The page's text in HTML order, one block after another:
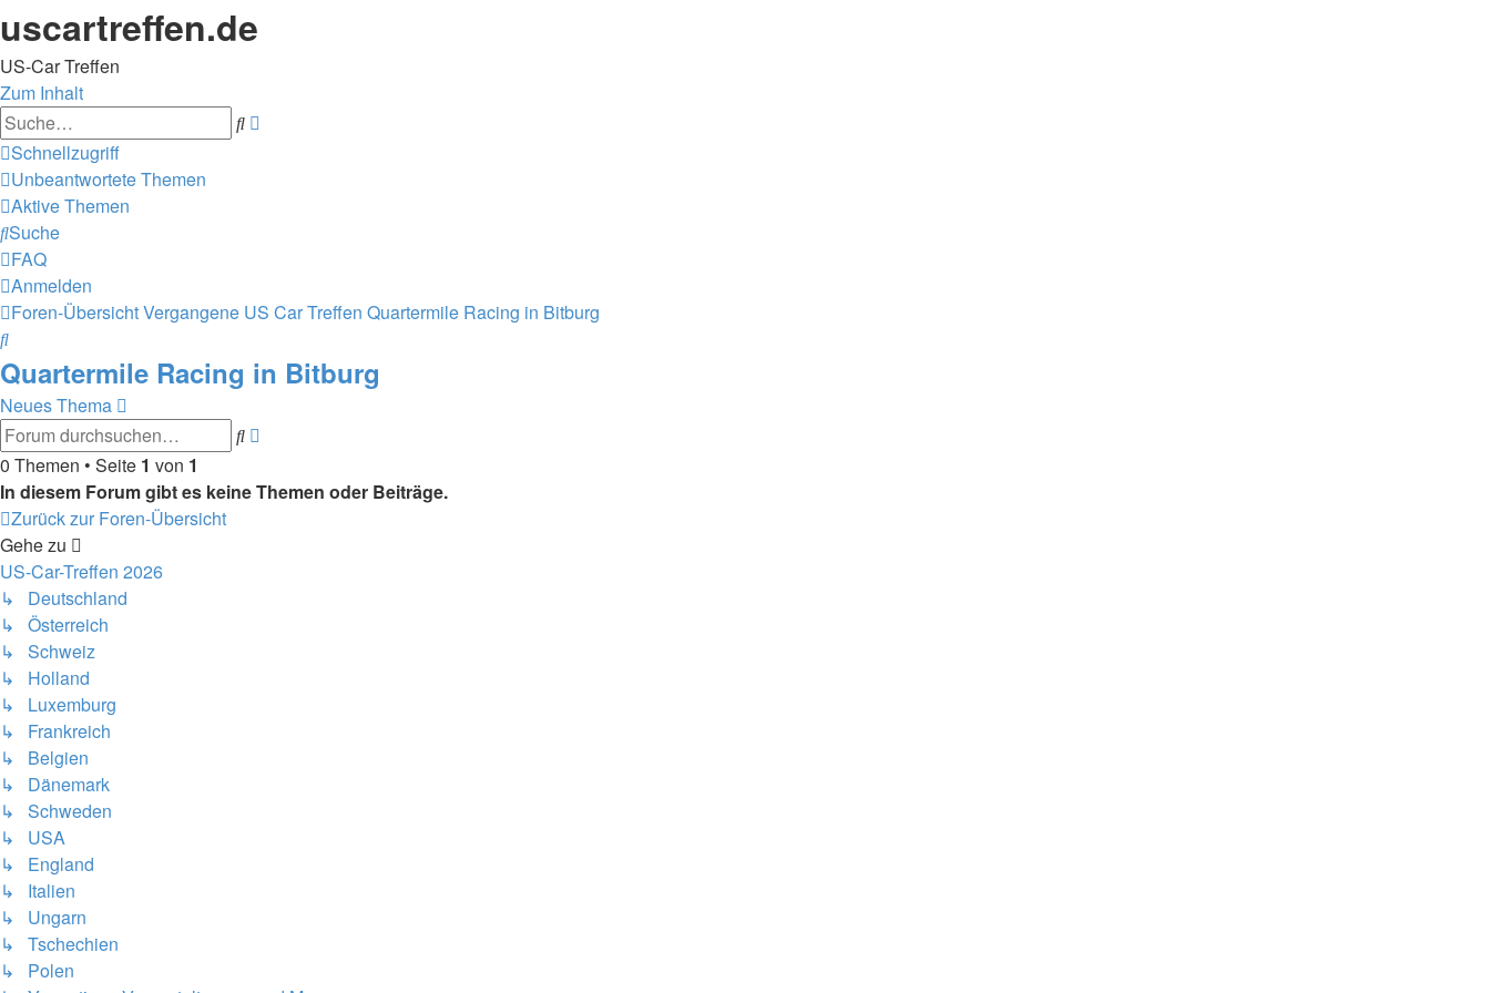
uscartreffen.de
US-Car Treffen
Zum Inhalt
Suche
Schnellzugriff
Unbeantwortete Themen
Aktive Themen
Suche
FAQ
Anmelden
Foren-ÜbersichtVergangene US Car Treffen Quartermile Racing in Bitburg
Suche
Quartermile Racing in Bitburg
Neues Thema
Suche
0 Themen • Seite 1 von 1
In diesem Forum gibt es keine Themen oder Beiträge.
Zurück zur Foren-Übersicht
Gehe zu
US-Car-Treffen 2026
↳ Deutschland
↳ Österreich
↳ Schweiz
↳ Holland
↳ Luxemburg
↳ Frankreich
↳ Belgien
↳ Dänemark
↳ Schweden
↳ USA
↳ England
↳ Italien
↳ Ungarn
↳ Tschechien
↳ Polen